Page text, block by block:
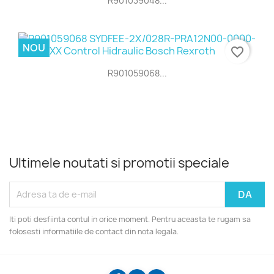
R901059068...
NOU favorite_border
Ultimele noutati si promotii speciale
Iti poti desfiinta contul in orice moment. Pentru aceasta te rugam sa
folosesti informatiile de contact din nota legala.